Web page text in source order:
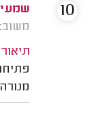
משוב: 20/05/2025
10